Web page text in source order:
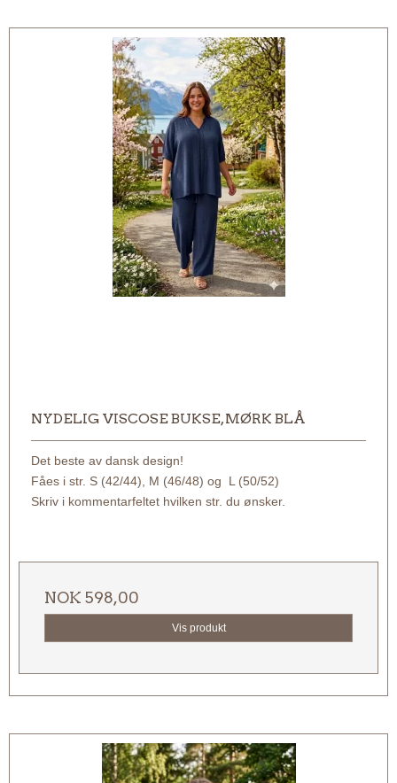
NYDELIG VISCOSE BUKSE, MØRK BLÅ
Det beste av dansk design!
Fåes i str. S (42/44), M (46/48) og L (50/52)
Skriv i kommentarfeltet hvilken str. du ønsker.
NOK 598,00
Vis produkt